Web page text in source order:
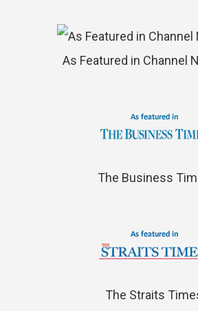
As Featured in Channel
The Business
The Straits